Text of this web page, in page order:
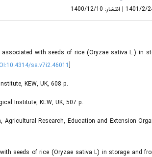
with seeds of rice (Oryzae sativa L.) in
sa.v7i2.46011]
KEW, UK, 608 p.
Institute, KEW, UK, 507 p.
Research, Education and Extension
seeds of rice (Oryzae sativa L) in storage and